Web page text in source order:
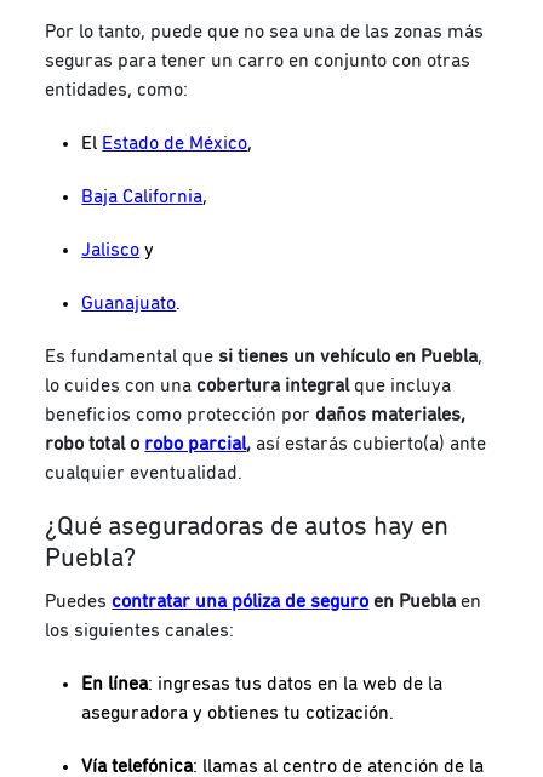
Por lo tanto, puede que no sea una de las zonas más
seguras para tener un carro en conjunto con otras
entidades, como:
El Estado de México,
Baja California,
Jalisco y
Guanajuato.
Es fundamental que si tienes un vehículo en Puebla,
lo cuides con unacobertura integralque incluya
beneficios como protección por daños materiales,
robo total o robo parcial, así estarás cubierto(a) ante
cualquier eventualidad.
¿Qué aseguradoras de autos hay en
Puebla?
Puedescontratar una póliza de seguro en Puebla en
los siguientes canales:
En línea: ingresas tus datos en la web de la
aseguradora y obtienes tu cotización.
Vía telefónica: llamas al centro de atención de la